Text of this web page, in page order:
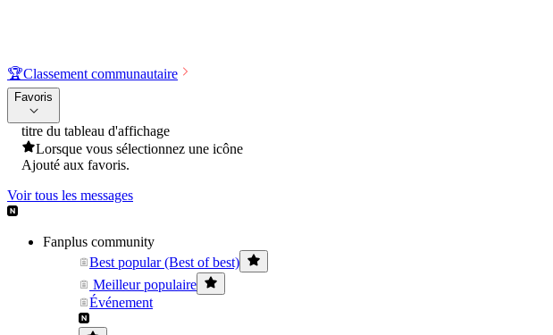
🏆Classement communautaire
Favoris
titre du tableau d'affichage
Lorsque vous sélectionnez une icône
Ajouté aux favoris.
Voir tous les messages
Fanplus community
Best popular (Best of best)
Meilleur populaire
Événement